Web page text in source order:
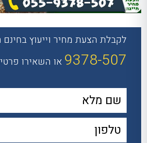
לקבלת הצעת מחיר וייעוץ בחינם
9378-507 או השאירו